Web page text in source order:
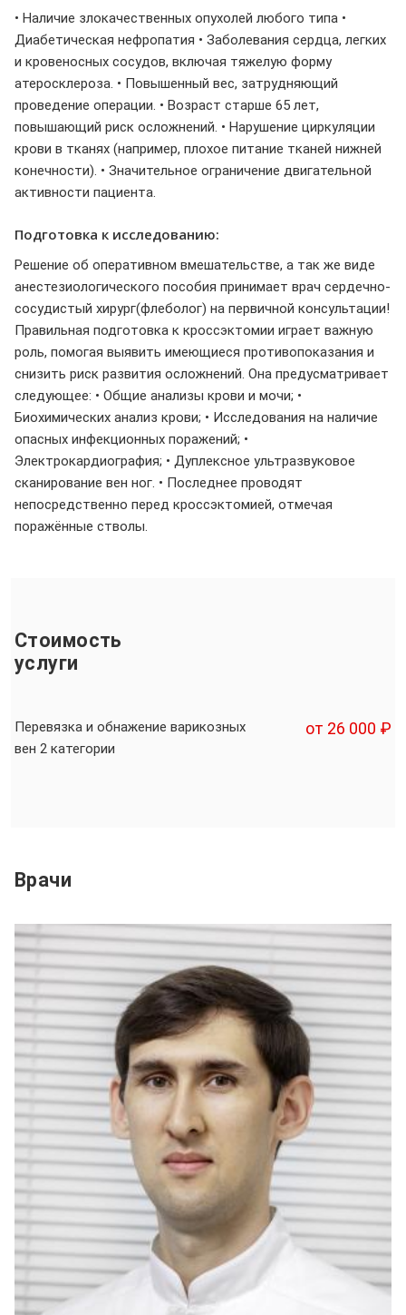
• Наличие злокачественных опухолей любого типа •
Диабетическая нефропатия • Заболевания сердца, легких
и кровеносных сосудов, включая тяжелую форму
атеросклероза. • Повышенный вес, затрудняющий
проведение операции. • Возраст старше 65 лет,
повышающий риск осложнений. • Нарушение циркуляции
крови в тканях (например, плохое питание тканей нижней
конечности). • Значительное ограничение двигательной
активности пациента.
Подготовка к исследованию:
Решение об оперативном вмешательстве, а так же виде
анестезиологического пособия принимает врач сердечно-
сосудистый хирург(флеболог) на первичной консультации!
Правильная подготовка к кроссэктомии играет важную
роль, помогая выявить имеющиеся противопоказания и
снизить риск развития осложнений. Она предусматривает
следующее: • Общие анализы крови и мочи; •
Биохимических анализ крови; • Исследования на наличие
опасных инфекционных поражений; •
Электрокардиография; • Дуплексное ультразвуковое
сканирование вен ног. • Последнее проводят
непосредственно перед кроссэктомией, отмечая
поражённые стволы.
Стоимость
услуги
Перевязка и обнажение варикозных
вен 2 категории
от 26 000 ₽
Врачи